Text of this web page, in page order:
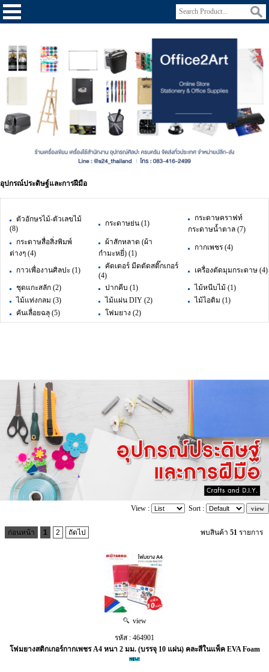
อุปกรณ์ประดิษฐ์และการฝีมือ
ตัวอักษรไม้-ตัวเลขไม้
(8)
กระดาษย่น (1)
กระดาษคราฟท์
กระดาษน้ำตาล (7)
กระดาษสื่อสิ่งพิมพ์
ต่างๆ (4)
ผ้าสักหลาด (ผ้า
กำมะหยี่) (1)
กากเพชร (4)
กาวเพื่องานศิลปะ (1)
คัดเตอร์ มีดตัดสติ๊กเกอร์
(4)
เครื่องตัดมุมกระดาษ (4)
ชุดแกะสลัก (2) ปากคีบ (1) ไม้หนีบไม้ (1)
ไม้แท่งกลม (3) ไม้แผ่น DIY (2) ไม้ไอติม (1)
คันเลื่อยฉลุ (5) โฟมยาง (2)
View : Sort :
ก่อนหน้า 1 2 ถัดไป พบสินค้า 51 รายการ
view
รหัส : 464901
โฟมยางสติกเกอร์กากเพชร A4 หนา 2 มม. (บรรจุ 10 แผ่น) คละสีในแพ็ค EVA Foam